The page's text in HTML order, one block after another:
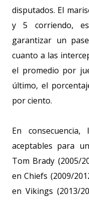
disputados. El
y 5 corriendo,
garantizar un
cuanto a las
el promedio por
último, el
por ciento.
En
aceptables para
Tom Brady (2005/
en Chiefs (2009/
en Vikings (2013/